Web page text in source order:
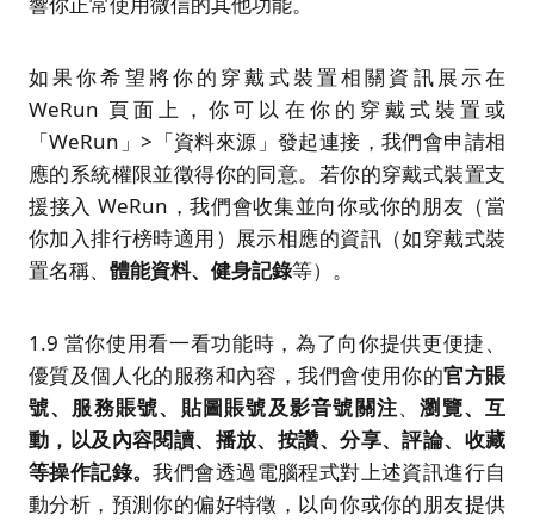
如果你希望將你的穿戴式裝置相關資訊展示在
WeRun 頁面上，你可以在你的穿戴式裝置或
「WeRun」>「資料來源」發起連接，我們會申請相
應的系統權限並徵得你的同意。若你的穿戴式裝置支
援接入 WeRun，我們會收集並向你或你的朋友（當
你加入排行榜時適用）展示相應的資訊（如穿戴式裝
置名稱、 體能資料、健身記錄等）。
1.9 當你使用看一看功能時，為了向你提供更便捷、
優質及個人化的服務和內容，我們會使用你的官方賬
號、服務賬號、 貼圖賬號及影音號關注、瀏覽、互
動，以及內容閱讀、播放、按讚、分享、評論、收藏
等操作記錄。我們會透過電腦程式對上述資訊進行自
動分析，預測你的偏好特徵，以向你或你的朋友提供